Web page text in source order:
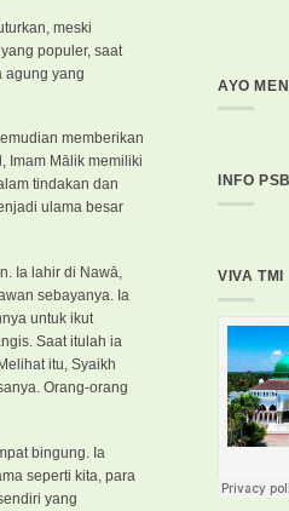
meski
populer, saat
agung yang
memberikan
Imam Mālik memiliki
tindakan dan
ulama besar
Ia lahir di Nawā,
sebayanya. Ia
untuk ikut
Saat itulah ia
itu, Syaikh
Orang-orang
bingung. Ia
seperti kita, para
yang
AYO
INFO
VIVA TMI